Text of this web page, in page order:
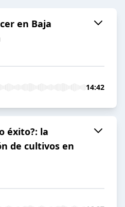
en Baja
14:42
éxito?: la
de cultivos en